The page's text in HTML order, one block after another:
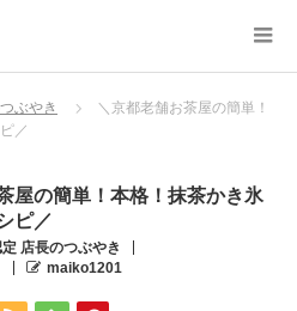
ぶやき
＼京都老舗お茶屋の簡単！
／
屋の簡単！本格！抹茶かき氷
ピ／
店長のつぶやき
maiko1201